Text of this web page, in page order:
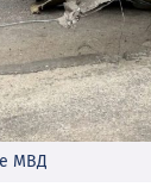
МВД